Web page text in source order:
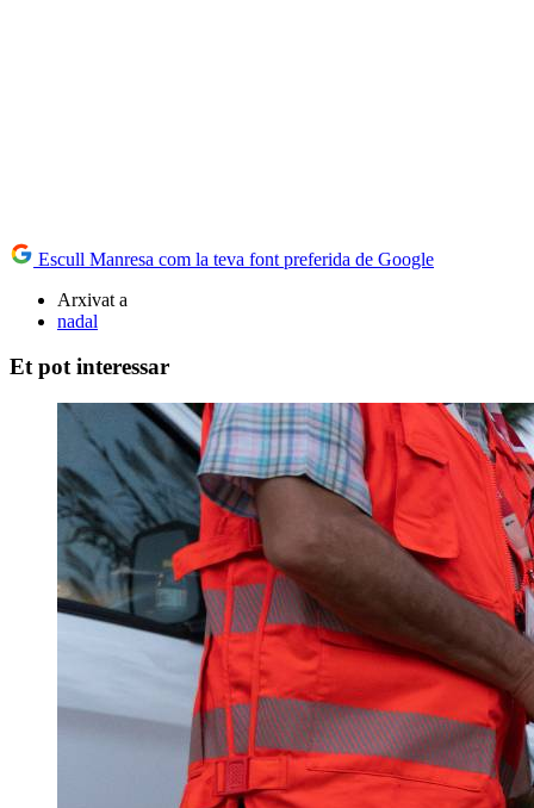
Escull Manresa com la teva font preferida de Google
Arxivat a
nadal
Et pot interessar